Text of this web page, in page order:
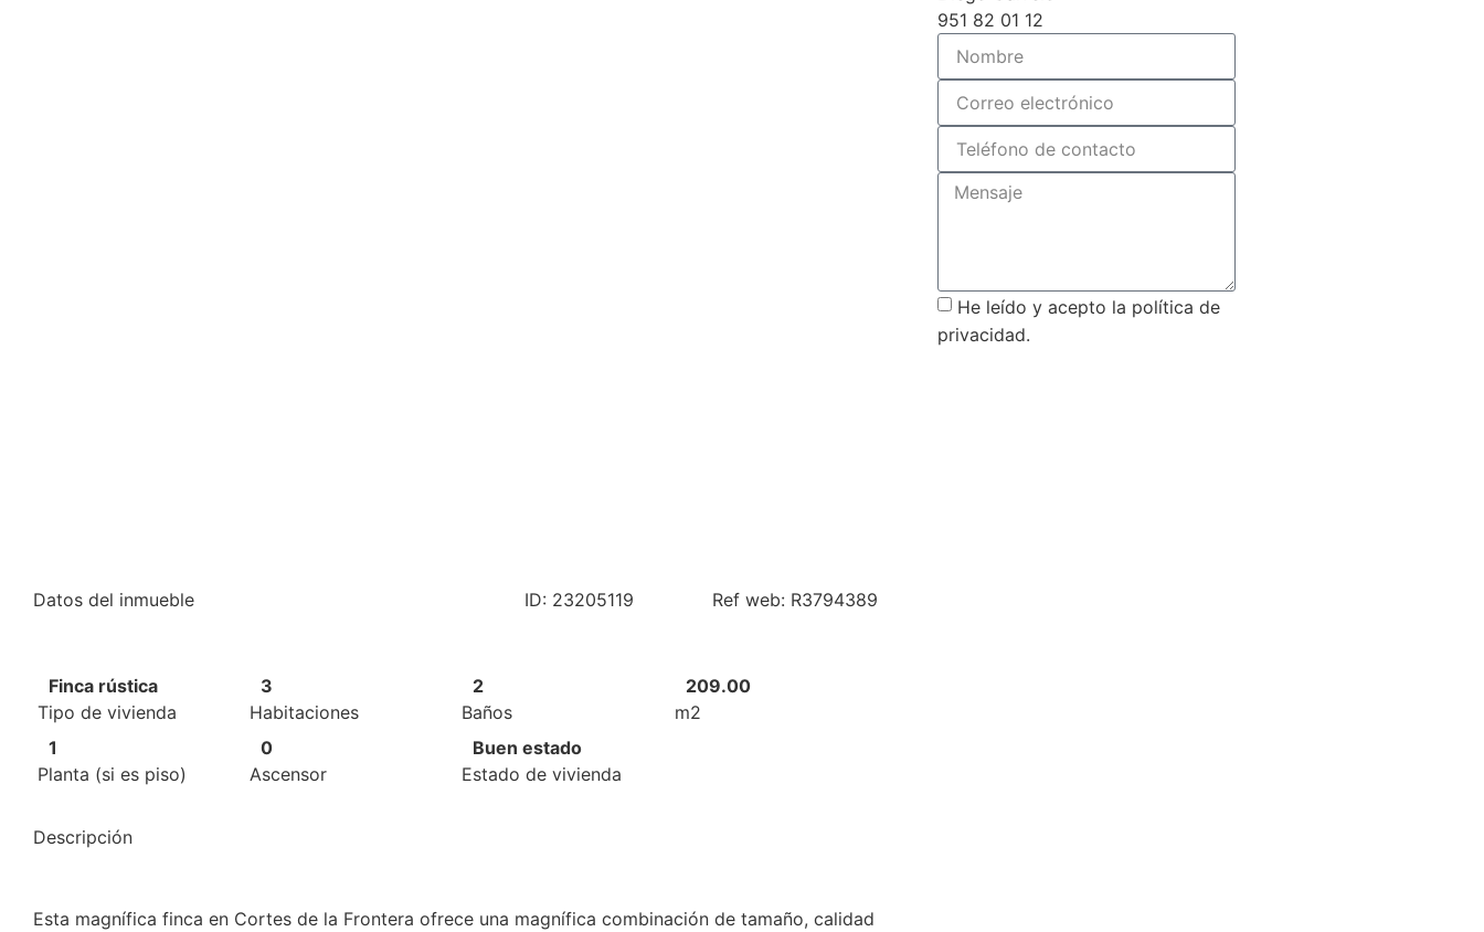
Datos del inmueble ID: 23205119 Ref web: R3794389
Finca rústica
Tipo de vivienda
3
Habitaciones
2
Baños
209.00
m2
1
Planta (si es piso)
0
Ascensor
Buen estado
Estado de vivienda
Descripción
Esta magnífica finca en Cortes de la Frontera ofrece una magnífica combinación de tamaño, calidad
951 82 01 12
He leído y acepto la política de
privacidad.